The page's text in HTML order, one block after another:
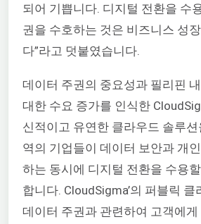
되어 기쁩니다. 디지털 전환을 수
권을 수호하는 것은 비즈니스 성
다”라고 덧붙였습니다.
데이터 주권의 중요성과 필리핀
대한 수요 증가를 인식한
신적이 고 유연한 클라우드 솔루
역의 기업들이 데이터 보안과 개
하는 동시에 디지털 전환을 수용
합니다. CloudSigma’의 퍼블릭
데이터 주권과 관련하여 고객에